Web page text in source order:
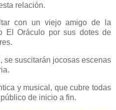
relación.
con un viejo amigo de la
El Oráculo por sus dotes de
se suscitarán jocosas escenas
y musical, que cubre todas
de inicio a fin.